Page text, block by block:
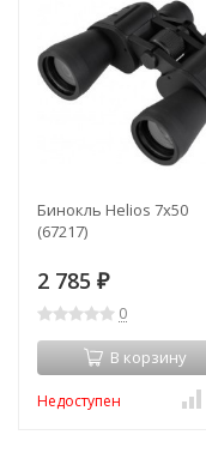
Бинокль Helios 7x50
(67217)
2 785 ₽
0
В корзину
Недоступен